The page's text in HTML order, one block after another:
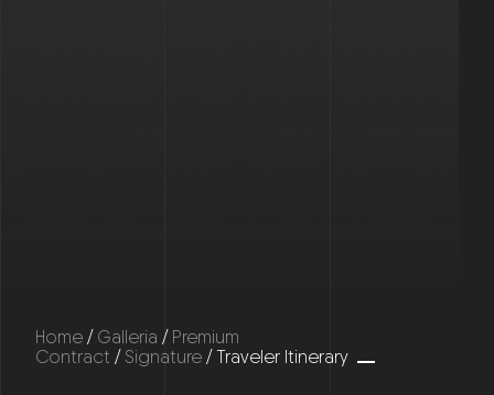
Home/Galleria /Premium
Contract /Signature/ Traveler Itinerary